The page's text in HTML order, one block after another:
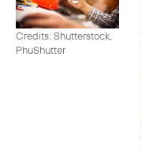
Credits: Shutterstock,
PhuShutter